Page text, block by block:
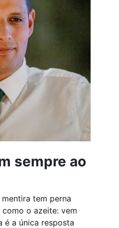
sempre ao
tem perna
o azeite: vem
é a única resposta